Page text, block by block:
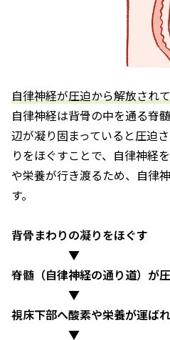
自律神経が圧迫から解放され
自律神経は背骨の中を通る脊
辺が凝り固まっていると圧迫
りをほぐすことで、自律神経
や栄養が行き渡るため、自律
す。
背骨まわりの凝りをほぐす
▼
脊髄（自律神経の通り道）が
▼
視床下部へ酸素や栄養が運ば
▼